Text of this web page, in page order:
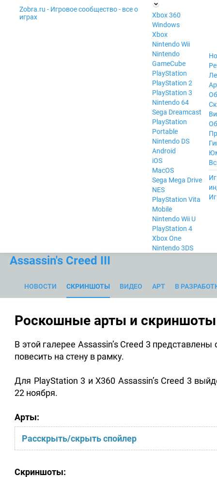
Zobra.ru - Игровое сообщество - все о
играх
П
ла
т
ф
ор
м
ы
Xbox 360
Windows
Xbox
Nintendo Wii
Nintendo
GameCube
PlayStation
PlayStation 2
PlayStation 3
Nintendo 64
Sega Dreamcast
PlayStation
Portable
Nintendo DS
Android
iOS
MacOS
Sega Mega Drive
NES
PlayStation Vita
Mobile
Nintendo Wii U
PlayStation 4
Xbox One
Nintendo 3DS
Assassin's Creed III
НОВОСТИ СКРИНШОТЫ ВИДЕО АРТ В
Роскошные арты и скриншоты
В этой галерее Assassin’s Creed 3
повесить на стену в рамку.
Для PlayStation 3 и X360 Assassin’s Creed 3
22 ноября.
Арты:
Расскрыть/скрыть спойлер
Скриншоты: